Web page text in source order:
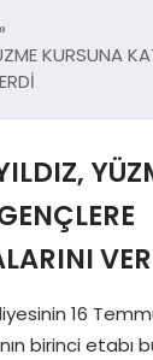
KURSUNA
16
birinci etabı